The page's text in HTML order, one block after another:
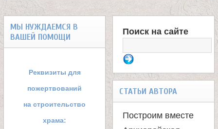
и
ц
МЫ НУЖДАЕМСЯ В
ВАШЕЙ ПОМОЩИ
Реквизиты для
пожертвований
на строительство
храма:
Ф
о
р
м
Поиск на сайте
СТАТЬИ АВТОРА
Построим вместе